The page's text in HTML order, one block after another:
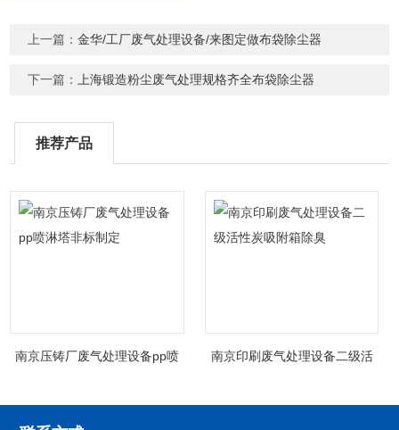
上一篇：金华/工厂废气处理设备/来图定做布袋除尘器
下一篇： 上海锻造粉尘废气处理规格齐全布袋除尘器
推荐产品
南京压铸厂废气处理设备pp喷
南京印刷废气处理设备二级活